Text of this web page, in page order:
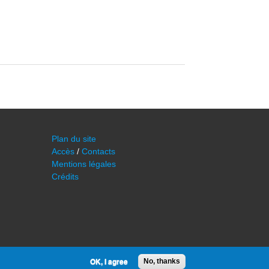
Plan du site
Accès / Contacts
Mentions légales
Crédits
OK, I agree No, thanks